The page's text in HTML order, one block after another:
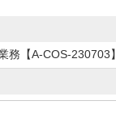
務【A-COS-230703